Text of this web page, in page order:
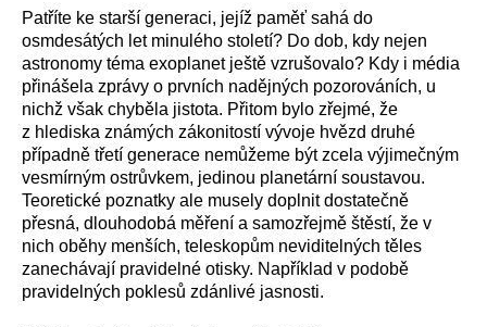
Patříte ke starší generaci, jejíž paměť sahá do
osmdesátých let minulého století? Do dob, kdy nejen
astronomy téma exoplanet ještě vzrušovalo? Kdy i média
přinášela zprávy o prvních nadějných pozorováních, u
nichž však chyběla jistota. Přitom bylo zřejmé, že
z hlediska známých zákonitostí vývoje hvězd druhé
případně třetí generace nemůžeme být zcela výjimečným
vesmírným ostrůvkem, jedinou planetární soustavou.
Teoretické poznatky ale musely doplnit dostatečně
přesná, dlouhodobá měření a samozřejmě štěstí, že v
nich oběhy menších, teleskopům neviditelných těles
zanechávají pravidelné otisky. Například v podobě
pravidelných poklesů zdánlivé jasnosti.